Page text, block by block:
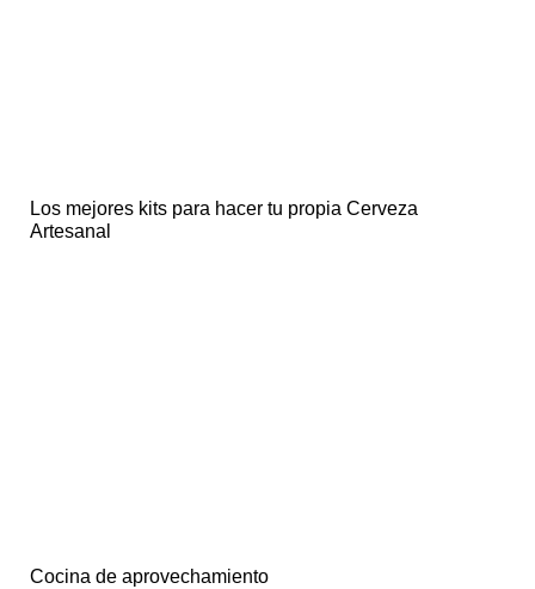
Los mejores kits para hacer tu propia Cerveza
Artesanal
Cocina de aprovechamiento